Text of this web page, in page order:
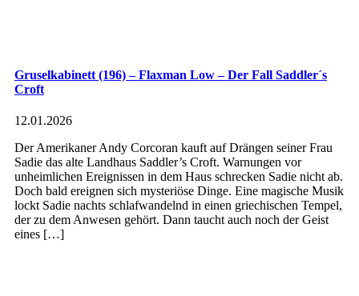
Gruselkabinett (196) – Flaxman Low – Der Fall Saddler´s
Croft
12.01.2026
Der Amerikaner Andy Corcoran kauft auf Drängen seiner Frau
Sadie das alte Landhaus Saddler’s Croft. Warnungen vor
unheimlichen Ereignissen in dem Haus schrecken Sadie nicht ab.
Doch bald ereignen sich mysteriöse Dinge. Eine magische Musik
lockt Sadie nachts schlafwandelnd in einen griechischen Tempel,
der zu dem Anwesen gehört. Dann taucht auch noch der Geist
eines […]